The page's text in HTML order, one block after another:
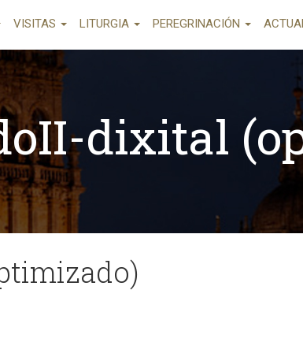
VISITAS LITURGIA PEREGRINACIÓN
dixital